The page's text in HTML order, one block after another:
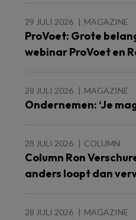
29 JULI 2026 MAGAZINE
ProVoet: Grote
webinar ProVoet en
28 JULI 2026 MAGAZINE
Ondernemen: ‘Je
28 JULI 2026 COLUMN
Column Ron
anders loopt dan
28 JULI 2026 MAGAZINE